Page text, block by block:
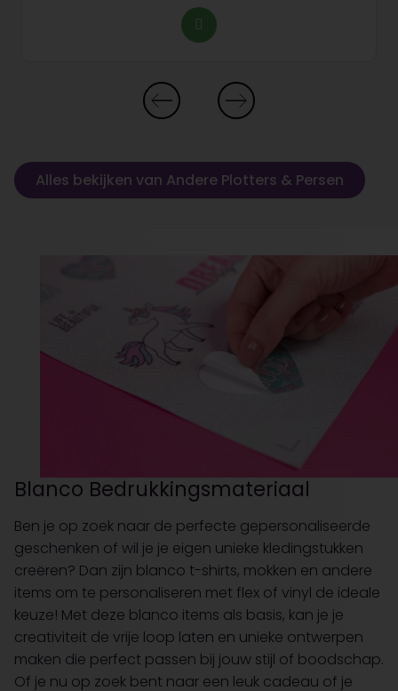
Alles bekijken van Andere Plotters & Persen
Blanco Bedrukkingsmateriaal
Ben je op zoek naar de perfecte gepersonaliseerde
geschenken of wil je je eigen unieke kledingstukken
creëren? Dan zijn blanco t-shirts, mokken en andere
items om te personaliseren met flex of vinyl de ideale
keuze! Met deze blanco items als basis, kan je je
creativiteit de vrije loop laten en unieke ontwerpen
maken die perfect passen bij jouw stijl of boodschap.
Of je nu op zoek bent naar een leuk cadeau of je